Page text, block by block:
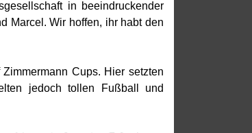
in beeindruckender
Marcel. Wir hoffen, ihr habt den
Cups. Hier setzten
jedoch tollen Fußball und